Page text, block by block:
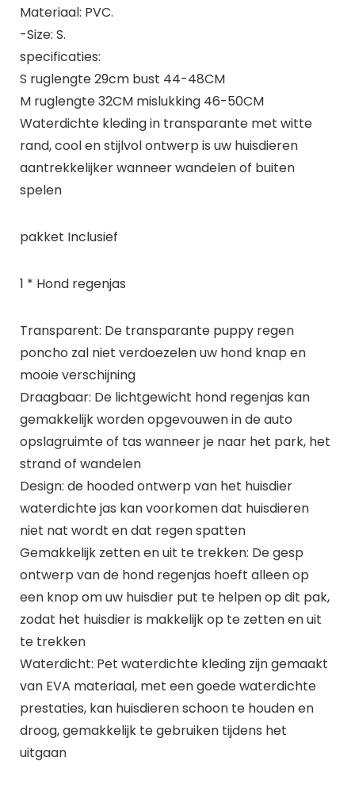
Materiaal: PVC.
-Size: S.
specificaties:
S ruglengte 29cm bust 44-48CM
M ruglengte 32CM mislukking 46-50CM
Waterdichte kleding in transparante met witte
rand, cool en stijlvol ontwerp is uw huisdieren
aantrekkelijker wanneer wandelen of buiten
spelen
pakket Inclusief
1 * Hond regenjas
Transparent: De transparante puppy regen
poncho zal niet verdoezelen uw hond knap en
mooie verschijning
Draagbaar: De lichtgewicht hond regenjas kan
gemakkelijk worden opgevouwen in de auto
opslagruimte of tas wanneer je naar het park, het
strand of wandelen
Design: de hooded ontwerp van het huisdier
waterdichte jas kan voorkomen dat huisdieren
niet nat wordt en dat regen spatten
Gemakkelijk zetten en uit te trekken: De gesp
ontwerp van de hond regenjas hoeft alleen op
een knop om uw huisdier put te helpen op dit pak,
zodat het huisdier is makkelijk op te zetten en uit
te trekken
Waterdicht: Pet waterdichte kleding zijn gemaakt
van EVA materiaal, met een goede waterdichte
prestaties, kan huisdieren schoon te houden en
droog, gemakkelijk te gebruiken tijdens het
uitgaan